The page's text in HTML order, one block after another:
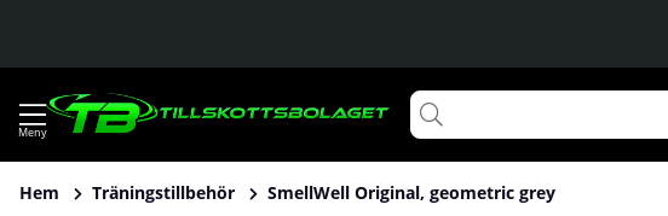
Hem Träningstillbehör SmellWell Original, geometric grey